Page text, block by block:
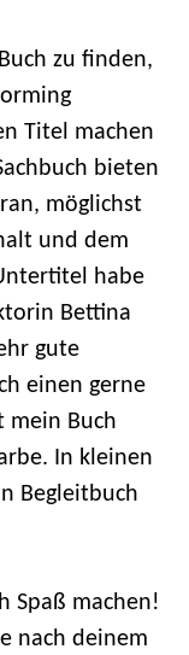
zu finden,
Titel machen
bieten
möglichst
und dem
habe
Bettina
gute
einen gerne
mein Buch
In kleinen
Begleitbuch
Spaß machen!
nach deinem